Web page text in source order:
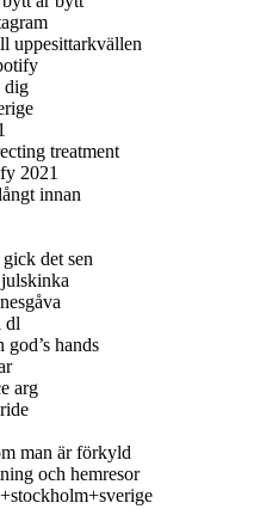
uppesittarkvällen
dig
treatment
2021
innan
det sen
dl
hands
arg
man är förkyld
och hemresor